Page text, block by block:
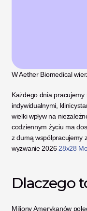
W Aether Biomedical
Każdego dnia
indywidualnymi,
wielki wpływ na
codziennym życiu ma
z dumą współpracujemy
wyzwanie 2026 28x28
Dlaczego
Miliony Amerykanów